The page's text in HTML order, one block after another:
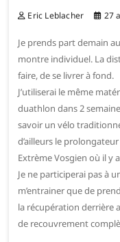
Eric Leblacher 27
Je prends part demain
montre individuel. La
faire, de se livrer à fond.
J’utiliserai le même
duathlon dans 2
savoir un vélo
d’ailleurs le
Extrème Vosgien où il y
Je ne participerai pas à
m’entrainer que de
la récupération derrière
de recouvrement